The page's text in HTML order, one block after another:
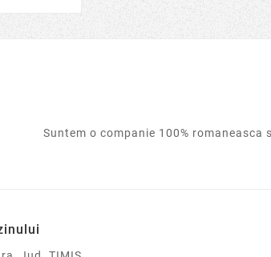
Suntem o companie 100%